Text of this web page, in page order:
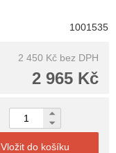
1001535
2 450 Kč bez DPH
2 965 Kč
Vložit do košíku